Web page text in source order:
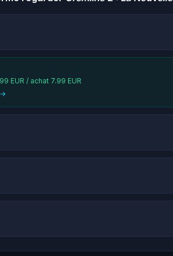
EUR / achat 7.99 EUR